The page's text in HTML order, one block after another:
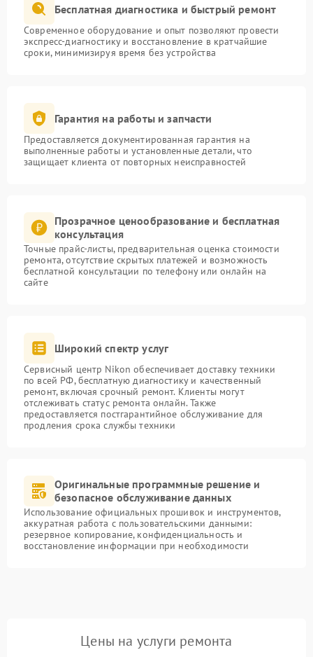
Бесплатная диагностика и быстрый ремонт
Современное оборудование и опыт позволяют провести
экспресс-диагностику и восстановление в кратчайшие
сроки, минимизируя время без устройства
Гарантия на работы и запчасти
Предоставляется документированная гарантия на
выполненные работы и установленные детали, что
защищает клиента от повторных неисправностей
Прозрачное ценообразование и бесплатная
консультация
Точные прайс-листы, предварительная оценка стоимости
ремонта, отсутствие скрытых платежей и возможность
бесплатной консультации по телефону или онлайн на
сайте
Широкий спектр услуг
Сервисный центр Nikon обеспечивает доставку техники
по всей РФ, бесплатную диагностику и качественный
ремонт, включая срочный ремонт. Клиенты могут
отслеживать статус ремонта онлайн. Также
предоставляется постгарантийное обслуживание для
продления срока службы техники
Оригинальные программные решение и
безопасное обслуживание данных
Использование официальных прошивок и инструментов,
аккуратная работа с пользовательскими данными:
резервное копирование, конфиденциальность и
восстановление информации при необходимости
Цены на услуги ремонта